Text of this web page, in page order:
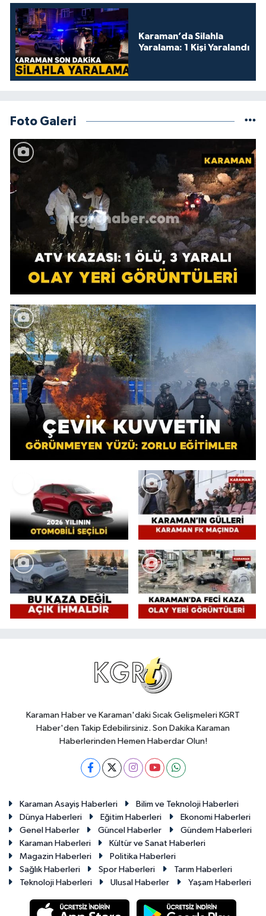
Karaman’da Silahla
Yaralama: 1 Kişi Yaralandı
Foto Galeri
Karaman Haber ve Karaman'daki Sıcak Gelişmeleri KGRT
Haber'den Takip Edebilirsiniz. Son Dakika Karaman
Haberlerinden Hemen Haberdar Olun!
Karaman Asayiş Haberleri
Bilim ve Teknoloji Haberleri
Dünya Haberleri
Eğitim Haberleri
Ekonomi Haberleri
Genel Haberler
Güncel Haberler
Gündem Haberleri
Karaman Haberleri
Kültür ve Sanat Haberleri
Magazin Haberleri
Politika Haberleri
Sağlık Haberleri
Spor Haberleri
Tarım Haberleri
Teknoloji Haberleri
Ulusal Haberler Yaşam Haberleri